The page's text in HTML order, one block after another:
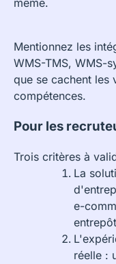
Mentionnez les
WMS-TMS, WMS-
que se cachent les
compétences.
Pour les
Trois critères à
La
e-
réelle :